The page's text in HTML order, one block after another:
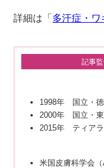
詳細は「 多汗症・ワ
記事
1998年 国立・
2000年 国立・東
2015年 ティアラ
米国皮膚科学会